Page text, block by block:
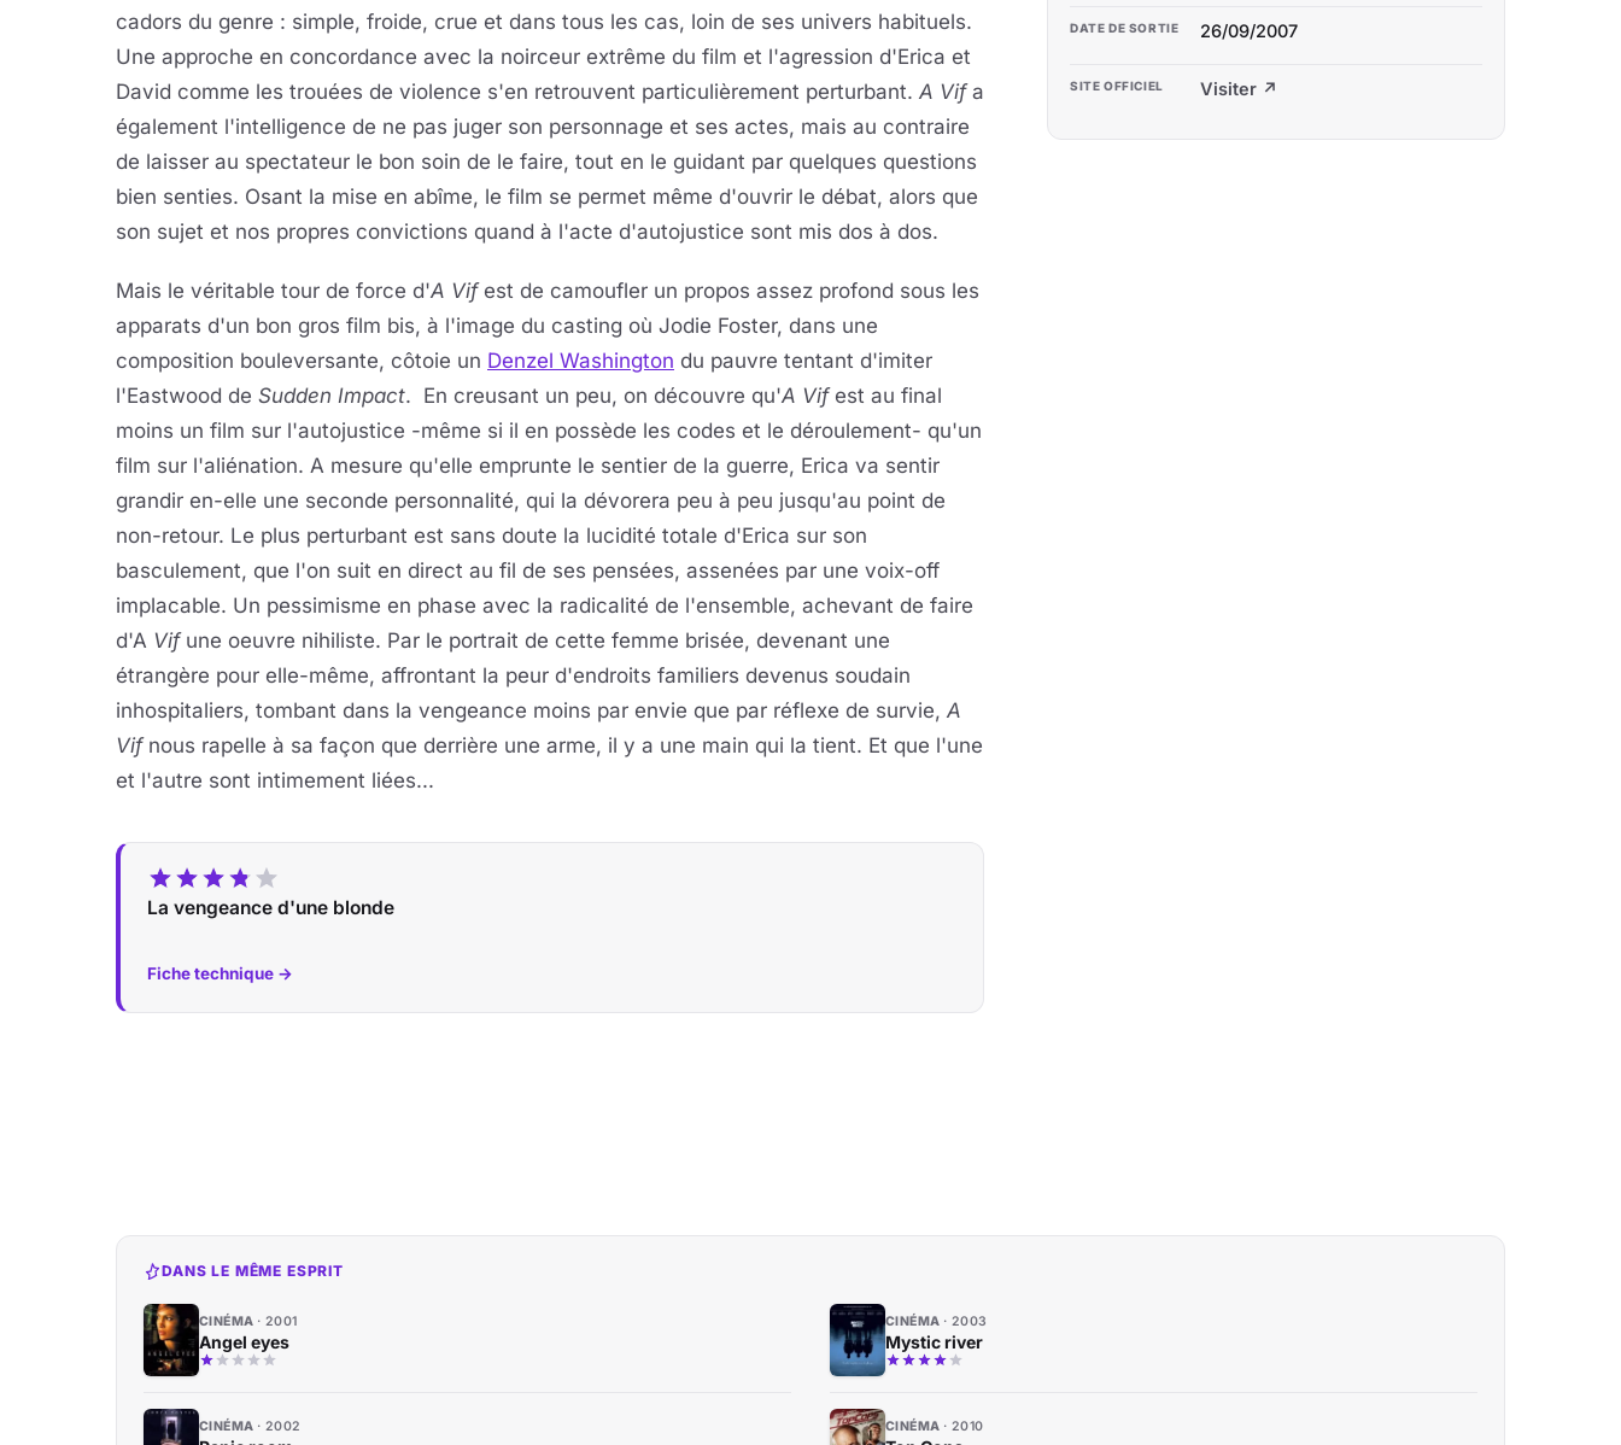
cadors du genre : simple, froide, crue et dans tous les cas, loin de ses univers habituels.
Une approche en concordance avec la noirceur extrême du film et l'agression d'Erica et
David comme les trouées de violence s'en retrouvent particulièrement perturbant. A Vifa
également l'intelligence de ne pas juger son personnage et ses actes, mais au contraire
de laisser au spectateur le bon soin de le faire, tout en le guidant par quelques questions
bien senties. Osant la mise en abîme, le film se permet même d'ouvrir le débat, alors que
son sujet et nos propres convictions quand à l'acte d'autojustice sont mis dos à dos.
Mais le véritable tour de force d'A Vif est de camoufler un propos assez profond sous les
apparats d'un bon gros film bis, à l'image du casting où Jodie Foster, dans une
composition bouleversante, côtoie un Denzel Washington du pauvre tentant d'imiter
l'Eastwood de Sudden Impact. En creusant un peu, on découvre qu'A Vif est au final
moins un film sur l'autojustice -même si il en possède les codes et le déroulement- qu'un
film sur l'aliénation. A mesure qu'elle emprunte le sentier de la guerre, Erica va sentir
grandir en-elle une seconde personnalité, qui la dévorera peu à peu jusqu'au point de
non-retour. Le plus perturbant est sans doute la lucidité totale d'Erica sur son
basculement, que l'on suit en direct au fil de ses pensées, assenées par une voix-off
implacable. Un pessimisme en phase avec la radicalité de l'ensemble, achevant de faire
d'A Vifune oeuvre nihiliste. Par le portrait de cette femme brisée, devenant une
étrangère pour elle-même, affrontant la peur d'endroits familiers devenus soudain
inhospitaliers, tombant dans la vengeance moins par envie que par réflexe de survie, A
Vifnous rapelle à sa façon que derrière une arme, il y a une main qui la tient. Et que l'une
et l'autre sont intimement liées...
La vengeance d'une blonde
Fiche technique →
DATE DE SORTIE 26/09/2007
SITE OFFICIEL Visiter ↗
DANS LE MÊME ESPRIT
CINÉMA 2001
Angel eyes
CINÉMA 2003
Mystic river
CINÉMA 2002 CINÉMA 2010